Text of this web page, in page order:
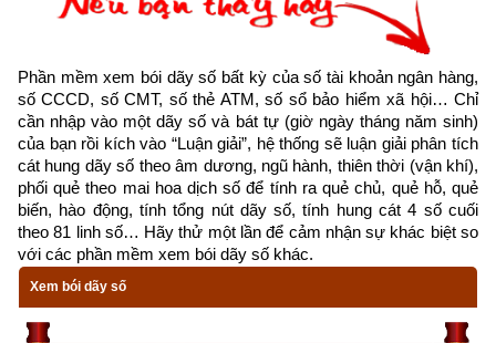
Tống, Nguyên, Minh nó là sách cấm không cho mọi người
Ngoài ra ông còn là tác giả của cuốn Giáp Tý Nguyên Lịch và
có nhiều đóng góp trong việc biên soạn rất nhiều tác phẩm
Chu thư, Tấn thư, Lương tư, Thiên văn chí, Ngũ hành chí…
Trong việc lựa chọn nơi an táng cho mình, Viên Thiên Cang
đã đến Thiên Cung ở Lãng Trung, ngoại ô phía Đông Nam
kinh thành Trường An. Cho rằng đây là bảo địa hiếm có, ông
phát hiện ra rằng Lý Thuần Phong cũng đã lựa chọn nơi đây
Phần mềm xem bói dãy số bất kỳ của số tài khoản ngân hàng,
số CCCD, số CMT, số thẻ ATM, số sổ bảo hiểm xã hội… Chỉ
cần nhập vào một dãy số và bát tự (giờ ngày tháng năm sinh)
của bạn rồi kích vào “Luận giải”, hệ thống sẽ luận giải phân tích
cát hung dãy số theo âm dương, ngũ hành, thiên thời (vận khí),
phối quẻ theo mai hoa dịch số để tính ra quẻ chủ, quẻ hỗ, quẻ
biến, hào động, tính tổng nút dãy số, tính hung cát 4 số cuối
theo 81 linh số… Hãy thử một lần để cảm nhận sự khác biệt so
với các phần mềm xem bói dãy số khác.
Xem bói dãy số